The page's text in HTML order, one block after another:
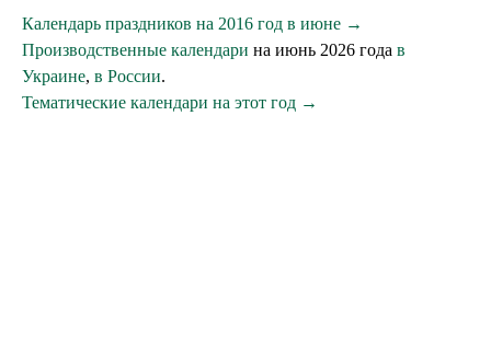
Календарь праздников на 2016 год в июне →
Производственные календари на июнь 2026 года в
Украине, в России.
Тематические календари на этот год →